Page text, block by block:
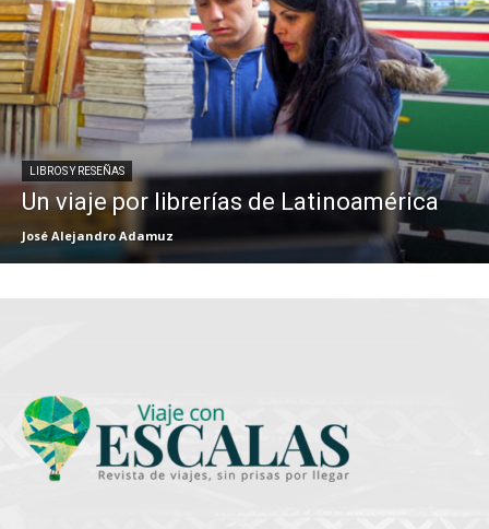
LIBROS Y RESEÑAS
Un viaje por librerías de Latinoamérica
José Alejandro Adamuz